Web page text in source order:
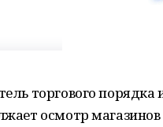
торгового порядка
осмотр магазинов